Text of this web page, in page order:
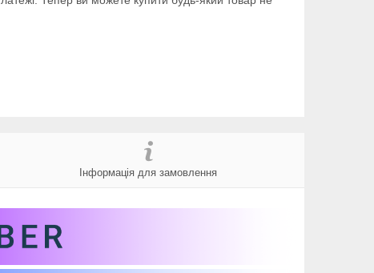
Інформація для замовлення